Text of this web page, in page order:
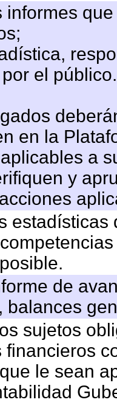
informes
el público.
en la
a
y
de
balances
sujetos
financieros
le sean